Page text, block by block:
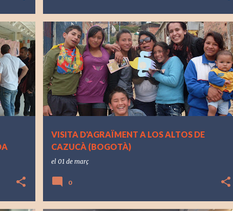
VISITA D'AGRAÏMENT A LOS ALTOS DE
CAZUCÀ (BOGOTÀ)
el 01 de març
0